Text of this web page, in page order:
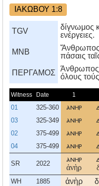
ΙΑΚΩΒΟΥ 1:8
TGV
δίγνωμος
ενέργειες.
MNB
Ἄνθρωπος
πάσαις
ΠΕΡΓΑΜΟΣ
Άνθρωπος
όλους
Witness Date 1
01 325-360 ανηρ
03 325-349 ανηρ
02 375-499 ανηρ
04 375-499 ανηρ
SR 2022
ανηρ
ἀνὴρ
WH 1885 ἀνὴρ